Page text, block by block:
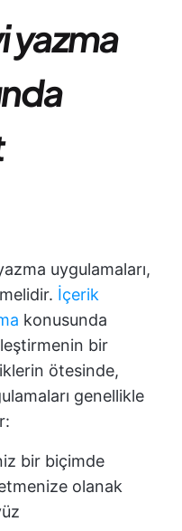
yazma
uygulamaları,
İçerik
konusunda
bir
ötesinde,
genellikle
bir biçimde
olanak